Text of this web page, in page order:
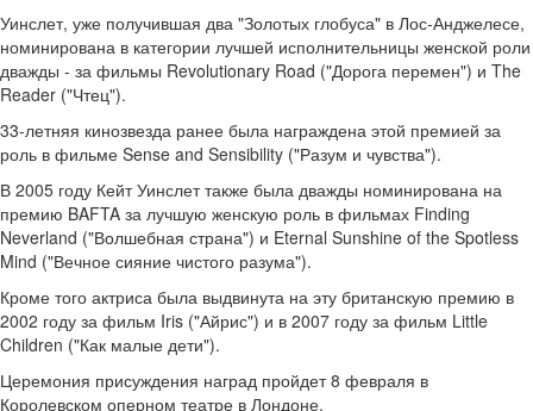
Уинслет, уже получившая два "Золотых глобуса" в Лос-Анджелесе,
номинирована в категории лучшей исполнительницы женской роли
дважды - за фильмы Revolutionary Road ("Дорога перемен") и The
Reader ("Чтец").
33-летняя кинозвезда ранее была награждена этой премией за
роль в фильме Sense and Sensibility ("Разум и чувства").
В 2005 году Кейт Уинслет также была дважды номинирована на
премию BAFTA за лучшую женскую роль в фильмах Finding
Neverland ("Волшебная страна") и Eternal Sunshine of the Spotless
Mind ("Вечное сияние чистого разума").
Кроме того актриса была выдвинута на эту британскую премию в
2002 году за фильм Iris ("Айрис") и в 2007 году за фильм Little
Children ("Как малые дети").
Церемония присуждения наград пройдет 8 февраля в
Королевском оперном театре в Лондоне.